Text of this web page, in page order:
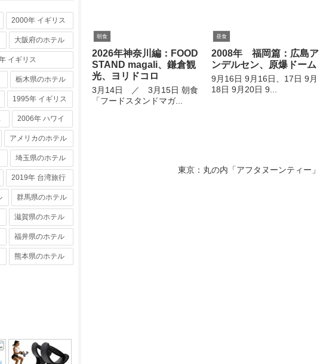
朝食
2026年神奈川編：FOOD
STAND magali、鎌倉観
光、ヨリドコロ
3月14日 ／ 3月15日 朝食
「フードスタンドマガ...
昼食
2008年 福岡篇：広島ア
ンデルセン、原爆ドーム
9月16日 9月16日、17日 9月
18日 9月20日 9...
東京：丸の内「アフタヌーンティー」
2000年 イギリス
大阪府のホテル
イギリス
栃木県のホテル
1995年 イギリス
2006年 ハワイ
アメリカのホテル
埼玉県のホテル
2019年 台湾旅行
群馬県のホテル
滋賀県のホテル
福井県のホテル
熊本県のホテル